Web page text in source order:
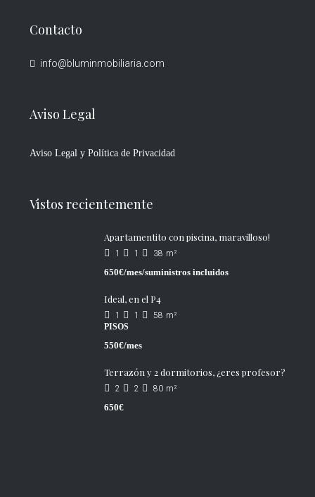
Contacto
info@bluminmobiliaria.com
Aviso Legal
Aviso Legal y Política de Privacidad
Vistos recientemente
Apartamentito con piscina, maravilloso!
1 1 38 m²
650€/mes/suministros incluidos
Ideal, en el P4
1 1 58 m²
PISOS
550€/mes
Terrazón y 2 dormitorios, ¿eres profesor?
2 2 80 m²
650€